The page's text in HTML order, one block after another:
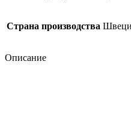
Страна производства
Описание